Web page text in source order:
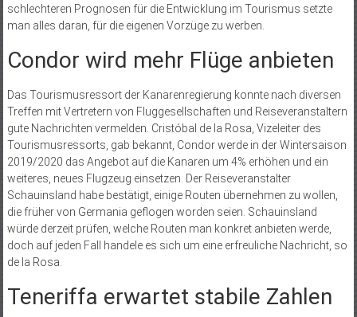
schlechteren Prognosen für die Entwicklung im Tourismus setzte
man alles daran, für die eigenen Vorzüge zu werben.
Condor wird mehr Flüge anbieten
Das Tourismusressort der Kanarenregierung konnte nach diversen
Treffen mit Vertretern von Fluggesellschaften und Reiseveranstaltern
gute Nachrichten vermelden. Cristóbal de la Rosa, Vizeleiter des
Tourismusressorts, gab bekannt, Condor werde in der Wintersaison
2019/2020 das Angebot auf die Kanaren um 4% erhöhen und ein
weiteres, neues Flugzeug einsetzen. Der Reiseveranstalter
Schauinsland habe bestätigt, einige Routen übernehmen zu wollen,
die früher von Germania geflogen worden seien. Schauinsland
würde derzeit prüfen, welche Routen man konkret anbieten werde,
doch auf jeden Fall handele es sich um eine erfreuliche Nachricht, so
de la Rosa.
Teneriffa erwartet stabile Zahlen